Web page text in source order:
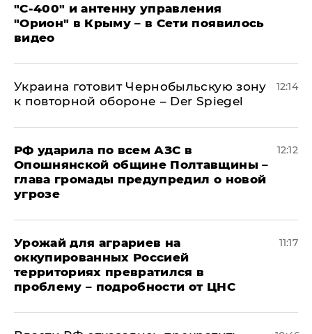
"С‑400" и антенну управления
"Орион" в Крыму – в Сети появилось
видео
Украина готовит Чернобыльскую зону
к повторной обороне – Der Spiegel
12:14
РФ ударила по всем АЗС в
Опошнянской общине Полтавщины –
глава громады предупредил о новой
угрозе
12:12
Урожай для аграриев на
оккупированных Россией
территориях превратился в
проблему – подробности от ЦНС
11:17